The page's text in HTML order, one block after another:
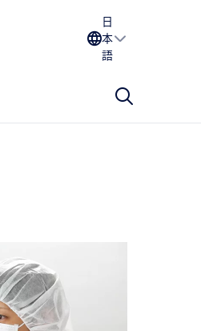
日
本
語